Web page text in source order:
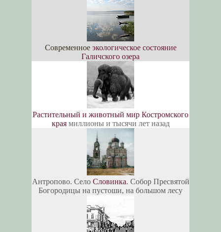
Современное экологическое состояние
Галичского озера
Растительный и животный мир Костромского
краямиллионы и тысячи лет назад
Антропово. Село Словинка. Собор Пресвятой
Богородицы на пустоши, на большом лесу